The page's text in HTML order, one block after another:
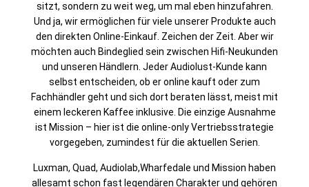
sitzt, sondern zu weit weg, um mal eben hinzufahren.
Und ja, wir ermöglichen für viele unserer Produkte auch
den direkten Online-Einkauf. Zeichen der Zeit. Aber wir
möchten auch Bindeglied sein zwischen Hifi-Neukunden
und unseren Händlern. Jeder Audiolust-Kunde kann
selbst entscheiden, ob er online kauft oder zum
Fachhändler geht und sich dort beraten lässt, meist mit
einem leckeren Kaffee inklusive. Die einzige Ausnahme
ist Mission – hier ist die online-only Vertriebsstrategie
vorgegeben, zumindest für die aktuellen Serien.
Luxman, Quad, Audiolab,Wharfedale und Mission haben
allesamt schon fast legendären Charakter und gehören